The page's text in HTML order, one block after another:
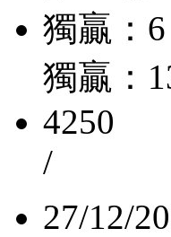
獨贏：
獨贏：
4250
/
27/12/